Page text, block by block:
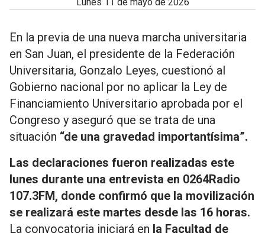
En la previa de una nueva marcha universitaria
en San Juan, el presidente de la Federación
Universitaria, Gonzalo Leyes, cuestionó al
Gobierno nacional por no aplicar la Ley de
Financiamiento Universitario aprobada por el
Congreso y aseguró que se trata de una
situación “de una gravedad importantísima”.
Las declaraciones fueron realizadas este
lunes durante una entrevista en 0264Radio
107.3FM, donde confirmó que la movilización
se realizará este martes desde las 16 horas.
La convocatoria iniciará en la Facultad de